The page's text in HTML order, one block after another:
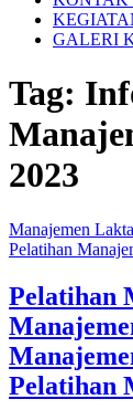
GALERI
Tag:
2023
Manajemen
Pelatihan
Pelatihan
Pelatihan